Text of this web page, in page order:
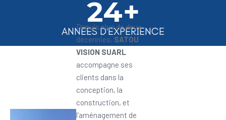
24+
ANNEES D'EXPERIENCE
Depuis plus de deux
décennies, SATOU
VISION SUARL
accompagne ses
clients dans la
conception, la
construction, et
l’aménagement de